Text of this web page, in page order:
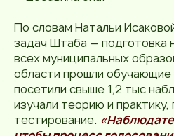
По словам Натальи
задач Штаба — подготовка
всех муниципальных
области прошли обучающие
посетили свыше 1,2 тыс
изучали теорию и практику,
тестирование.